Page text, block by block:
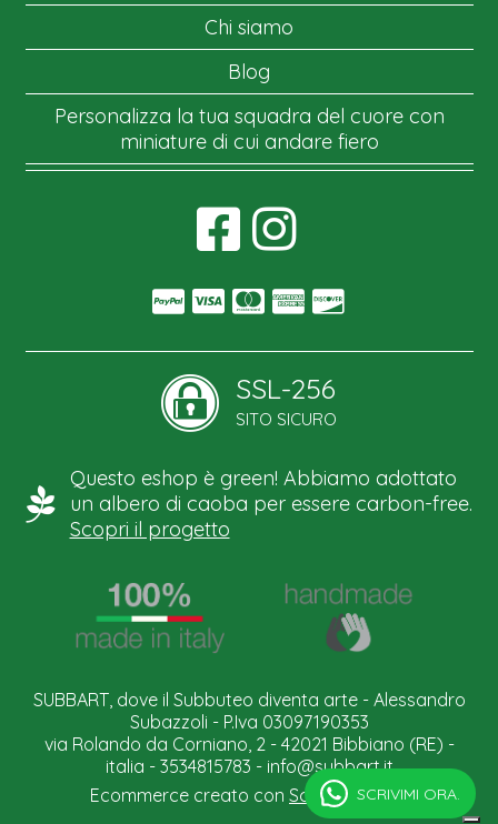
Chi siamo
Blog
Personalizza la tua squadra del cuore con
miniature di cui andare fiero
SSL-256
SITO SICURO
Questo eshop è green! Abbiamo adottato
un albero di caoba per essere carbon-free.
Scopri il progetto
SUBBART, dove il Subbuteo diventa arte - Alessandro
Subazzoli - P.Iva 03097190353
via Rolando da Corniano, 2 - 42021 Bibbiano (RE) -
italia - 3534815783 - info@subbart.it
Ecommerce creato con Scontrino.comSCRIVIMI ORA.